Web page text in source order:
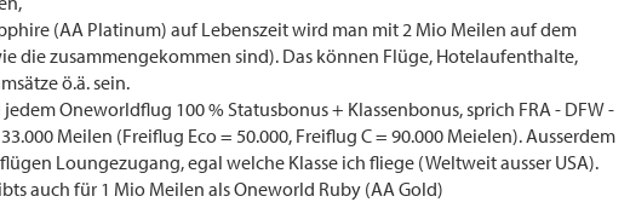
(AA Platinum) auf Lebenszeit wird man mit 2 Mio Meilen auf dem
die zusammengekommen sind). Das können Flüge, Hotelaufenthalte,
ö.ä. sein.
Oneworldflug 100 % Statusbonus + Klassenbonus, sprich FRA - DFW -
33.000 Meilen (Freiflug Eco = 50.000, Freiflug C = 90.000 Meielen). Ausserdem
Loungezugang, egal welche Klasse ich fliege (Weltweit ausser USA).
auch für 1 Mio Meilen als Oneworld Ruby (AA Gold)